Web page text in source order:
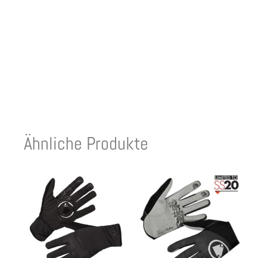
Ähnliche Produkte